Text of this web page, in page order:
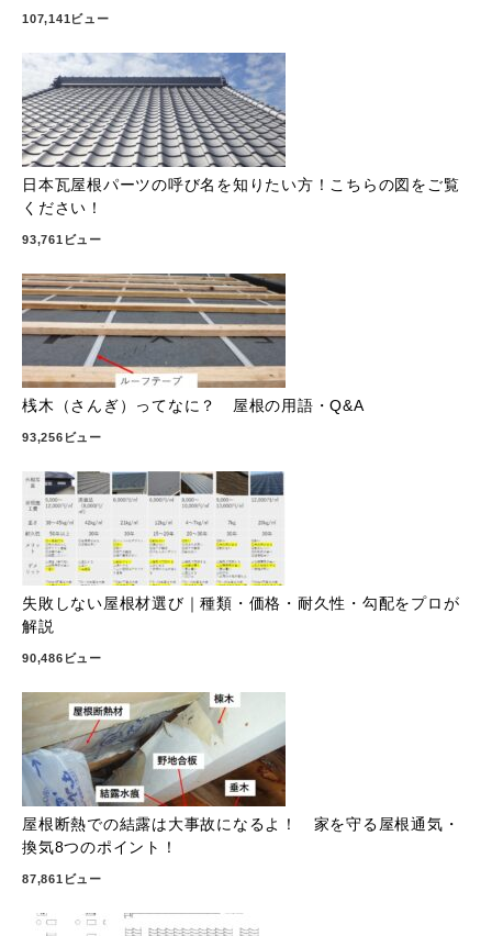
107,141ビュー
日本瓦屋根パーツの呼び名を知りたい方！こちらの図をご覧
ください！
93,761ビュー
桟木（さんぎ）ってなに？ 屋根の用語・Q&A
93,256ビュー
失敗しない屋根材選び｜種類・価格・耐久性・勾配をプロが
解説
90,486ビュー
屋根断熱での結露は大事故になるよ！ 家を守る屋根通気・
換気8つのポイント！
87,861ビュー